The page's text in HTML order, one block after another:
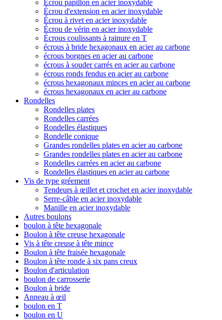
Écrou papillon en acier inoxydable
Écrou d'extension en acier inoxydable
Écrou à rivet en acier inoxydable
Écrou de vérin en acier inoxydable
Écrous coulissants à rainure en T
écrous à bride hexagonaux en acier au carbone
écrous borgnes en acier au carbone
écrous à souder carrés en acier au carbone
écrous ronds fendus en acier au carbone
écrous hexagonaux minces en acier au carbone
écrous hexagonaux en acier au carbone
Rondelles
Rondelles plates
Rondelles carrées
Rondelles élastiques
Rondelle conique
Grandes rondelles plates en acier au carbone
Grandes rondelles plates en acier au carbone
Rondelles carrées en acier au carbone
Rondelles élastiques en acier au carbone
Vis de type gréement
Tendeurs à œillet et crochet en acier inoxydable
Serre-câble en acier inoxydable
Manille en acier inoxydable
Autres boulons
boulon à tête hexagonale
Boulon à tête creuse hexagonale
Vis à tête creuse à tête mince
Boulon à tête fraisée hexagonale
Boulon à tête ronde à six pans creux
Boulon d'articulation
boulon de carrosserie
Boulon à bride
Anneau à œil
boulon en T
boulon en U